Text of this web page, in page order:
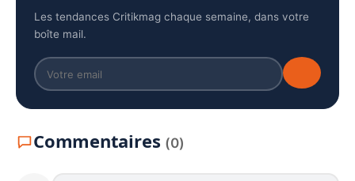
Les tendances Critikmag chaque semaine, dans votre
boîte mail.
Commentaires (0)